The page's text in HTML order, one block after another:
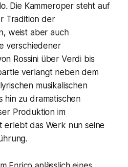
Die Kammeroper steht auf
Tradition der
weist aber auch
verschiedener
Rossini über Verdi bis
verlangt neben dem
musikalischen
hin zu dramatischen
Produktion im
erlebt das Werk nun seine